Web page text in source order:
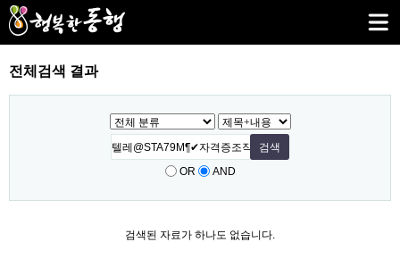
전체검색 결과
OR AND
검색된 자료가 하나도 없습니다.